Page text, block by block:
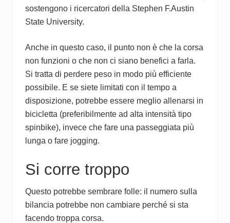
sostengono i ricercatori della Stephen F.Austin
State University.
Anche in questo caso, il punto non è che la corsa
non funzioni o che non ci siano benefici a farla.
Si tratta di perdere peso in modo più efficiente
possibile. E se siete limitati con il tempo a
disposizione, potrebbe essere meglio allenarsi in
bicicletta (preferibilmente ad alta intensità tipo
spinbike), invece che fare una passeggiata più
lunga o fare jogging.
Si corre troppo
Questo potrebbe sembrare folle: il numero sulla
bilancia potrebbe non cambiare perché si sta
facendo troppa corsa.